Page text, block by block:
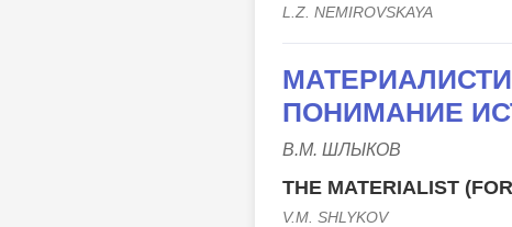
L.Z. NEMIROVSKAYA
ПОНИМАНИЕ
В.М. ШЛЫКОВ
THE MATERIALIST
V.M. SHLYKOV